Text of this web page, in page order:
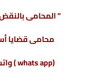
” المحامى بالنقض
محامى قضايا
(whats app ) واتس أب : 201220615243+